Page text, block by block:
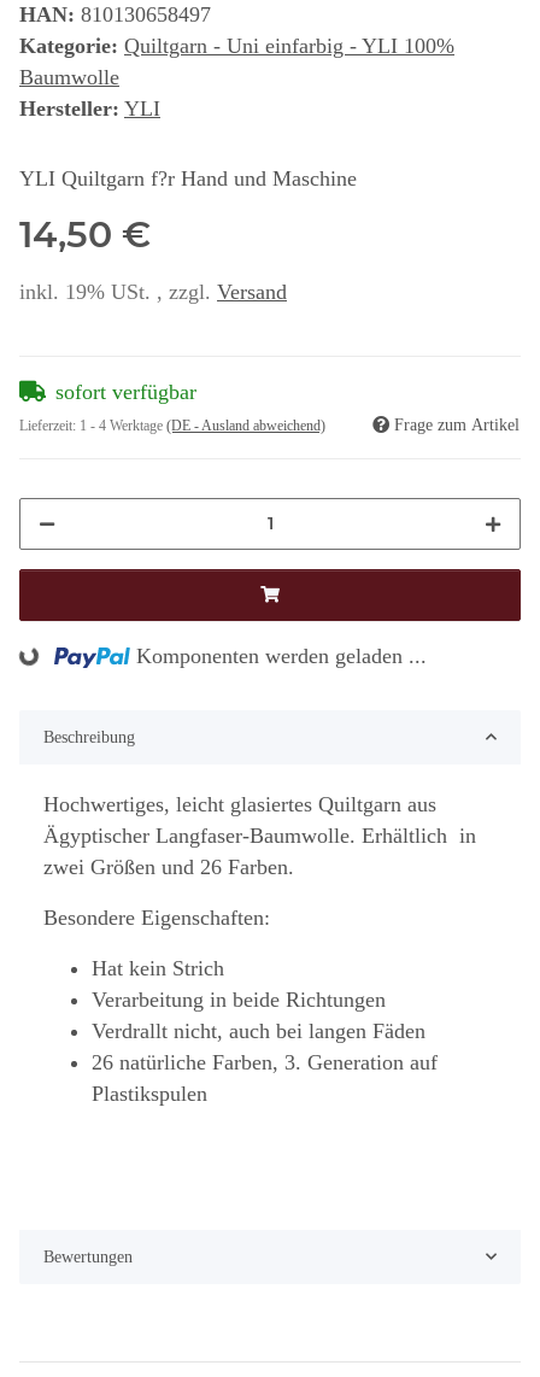
HAN: 810130658497
Kategorie: Quiltgarn - Uni einfarbig - YLI 100%
Baumwolle
Hersteller: YLI
YLI Quiltgarn f?r Hand und Maschine
14,50 €
inkl. 19% USt. , zzgl. Versand
sofort verfügbar
Lieferzeit: 1 - 4 Werktage (DE - Ausland abweichend) Frage zum Artikel
Loading... Komponenten werden geladen ...
Beschreibung
Hochwertiges, leicht glasiertes Quiltgarn aus
Ägyptischer Langfaser-Baumwolle. Erhältlich in
zwei Größen und 26 Farben.
Besondere Eigenschaften:
Hat kein Strich
Verarbeitung in beide Richtungen
Verdrallt nicht, auch bei langen Fäden
26 natürliche Farben, 3. Generation auf
Plastikspulen
Bewertungen